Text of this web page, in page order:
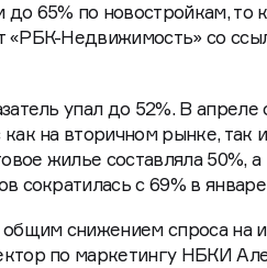
65% по новостройкам, то
«РБК-Недвижимость» со
упал до 52%. В апреле
на вторичном рынке, так
жилье составляла 50%,
сократилась с 69% в
снижением спроса на
по маркетингу НБКИ